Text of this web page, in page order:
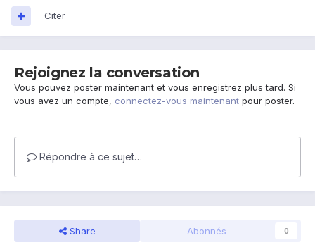
Citer
Rejoignez la conversation
Vous pouvez poster maintenant et vous enregistrez plus tard. Si
vous avez un compte, connectez-vous maintenant pour poster.
Répondre à ce sujet…
Share Abonnés 0